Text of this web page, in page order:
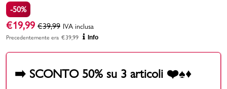
Marchi
Carrello
-50%
€19,99 €39,99 IVA inclusa
Precedentemente era €39,99 Info
➡️ SCONTO 50% su 3 articoli ❤️♠️♦️